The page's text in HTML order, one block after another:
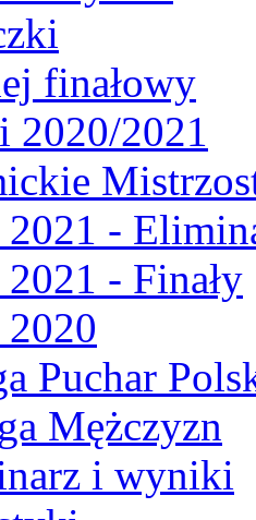
finałowy
2020/2021
-
- Finały
Puchar
Mężczyzn
i wyniki